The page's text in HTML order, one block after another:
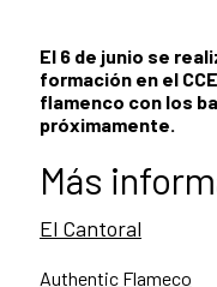
El 6 de junio se
formación en el
flamenco con los
próximamente.
Más
El Cantoral
Authentic Flameco